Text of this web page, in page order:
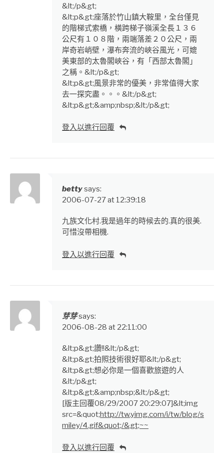
&lt;/p&gt;
&lt;p&gt;座落於竹山鎮大鞍里，全台僅見
的階梯式索橋，橫跨梯子嶺溪全長１３６
公尺有１０８階，兩端落差２０公尺，兩
岸奇岩峭壁，瀑布奔流的峽谷風光，可媲
美東部的太魯閣峽谷，有「西部太魯閣」
之稱。&lt;/p&gt;
&lt;p&gt;風景非常的優美，非常值得大家
去一探究盡。。。&lt;/p&gt;
&lt;p&gt;&amp;nbsp;&lt;/p&gt;
登入以進行回覆
bettysays:
2006-07-27 at 12:39:18
九族文化村.我是過年的時候去的.真的很美.
可惜沒帶相機.
登入以進行回覆
芽芽says:
2006-08-28 at 22:11:00
&lt;p&gt;讚!!&lt;/p&gt;
&lt;p&gt;拍照技術很好耶&lt;/p&gt;
&lt;p&gt;想必你是一個喜歡旅遊的人
&lt;/p&gt;
&lt;p&gt;&amp;nbsp;&lt;/p&gt;
[版主回覆08/29/2007 20:29:07]&lt;img
src=&quot;http://tw.yimg.com/i/tw/blog/s
miley/4.gif&quot;/&gt;~~
登入以進行回覆